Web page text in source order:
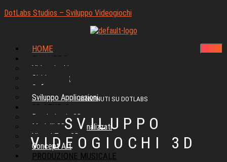
DotLabs Studios – Sviluppo Videogiochi
HOME
SVILUPPO
Videogiochi
Siti Internet
Software
Sviluppo Applicazioni
3D STUDIO
Rendering in 3D
Modelli 3D Personalizzati
Virtual Tour 3D
Concept Art
PRODUZIONE MUSICALE
BENVENUTI SU DOTLABS
SVILUPPO
VIDEOGIOCHI 3D